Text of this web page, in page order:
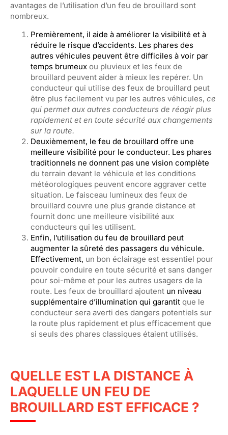
avantages de l’utilisation d’un feu de brouillard sont
nombreux.
Premièrement, il aide à améliorer la visibilité et à
réduire le risque d’accidents. Les phares des
autres véhicules peuvent être difficiles à voir par
temps brumeux ou pluvieux et les feux de
brouillard peuvent aider à mieux les repérer. Un
conducteur qui utilise des feux de brouillard peut
être plus facilement vu par les autres véhicules, ce
qui permet aux autres conducteurs de réagir plus
rapidement et en toute sécurité aux changements
sur la route.
Deuxièmement, le feu de brouillard offre une
meilleure visibilité pour le conducteur. Les phares
traditionnels ne donnent pas une vision complète
du terrain devant le véhicule et les conditions
météorologiques peuvent encore aggraver cette
situation. Le faisceau lumineux des feux de
brouillard couvre une plus grande distance et
fournit donc une meilleure visibilité aux
conducteurs qui les utilisent.
Enfin, l’utilisation du feu de brouillard peut
augmenter la sûreté des passagers du véhicule.
Effectivement, un bon éclairage est essentiel pour
pouvoir conduire en toute sécurité et sans danger
pour soi-même et pour les autres usagers de la
route. Les feux de brouillard ajoutent un niveau
supplémentaire d’illumination qui garantit que le
conducteur sera averti des dangers potentiels sur
la route plus rapidement et plus efficacement que
si seuls des phares classiques étaient utilisés.
QUELLE EST LA DISTANCE À
LAQUELLE UN FEU DE
BROUILLARD EST EFFICACE ?